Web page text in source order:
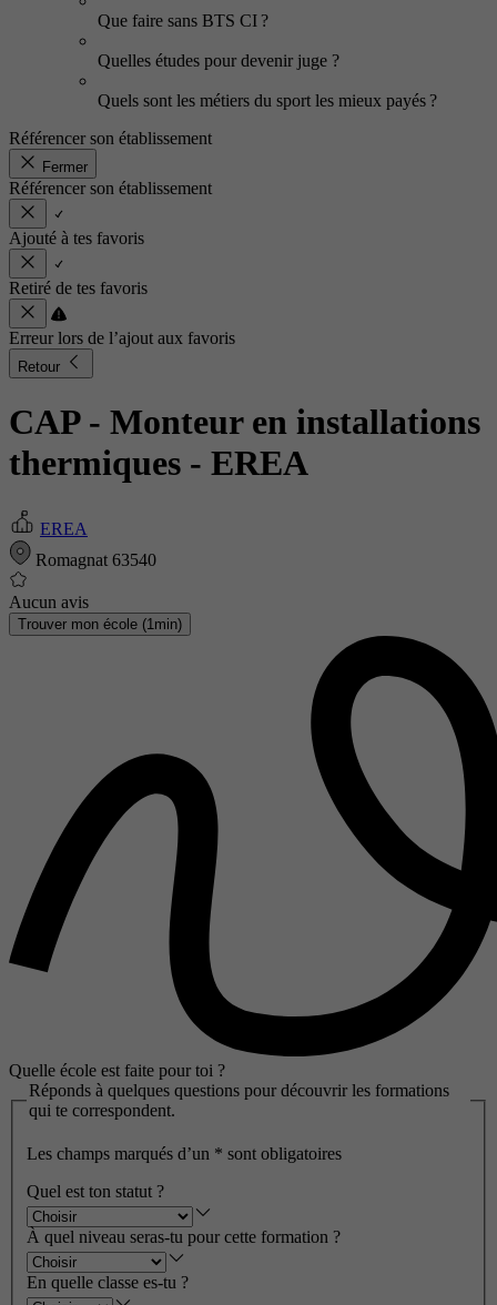
Que faire sans BTS CI ?
Quelles études pour devenir juge ?
Quels sont les métiers du sport les mieux payés ?
Référencer son établissement
Fermer
Référencer son établissement
Ajouté à tes favoris
Retiré de tes favoris
Erreur lors de l’ajout aux favoris
Retour
CAP - Monteur en installations
thermiques - EREA
EREA
Romagnat 63540
Aucun avis
Trouver mon école (1min)
Quelle école est faite pour toi ?
Réponds à quelques questions pour découvrir les formations
qui te correspondent.
Les champs marqués d’un * sont obligatoires
Quel est ton statut ?
À quel niveau seras-tu pour cette formation ?
En quelle classe es-tu ?